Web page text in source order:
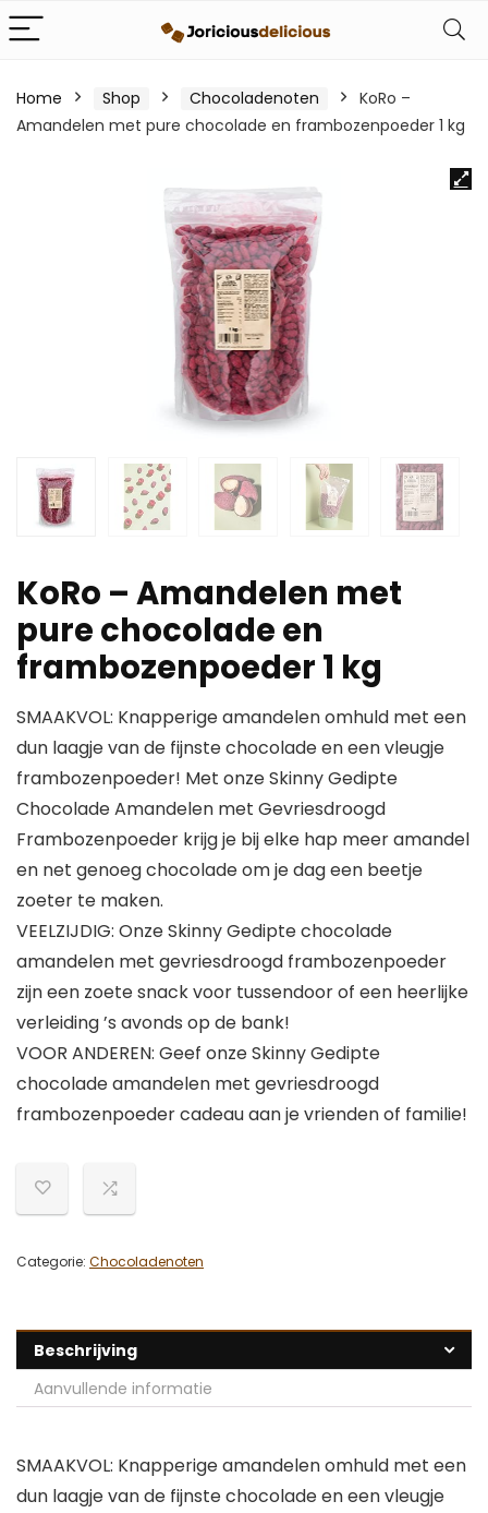
Home Shop Chocoladenoten
KoRo –
Amandelen met pure chocolade en frambozenpoeder 1 kg
KoRo – Amandelen met
pure chocolade en
frambozenpoeder 1 kg
SMAAKVOL: Knapperige amandelen omhuld met een
dun laagje van de fijnste chocolade en een vleugje
frambozenpoeder! Met onze Skinny Gedipte
Chocolade Amandelen met Gevriesdroogd
Frambozenpoeder krijg je bij elke hap meer amandel
en net genoeg chocolade om je dag een beetje
zoeter te maken.
VEELZIJDIG: Onze Skinny Gedipte chocolade
amandelen met gevriesdroogd frambozenpoeder
zijn een zoete snack voor tussendoor of een heerlijke
verleiding ’s avonds op de bank!
VOOR ANDEREN: Geef onze Skinny Gedipte
chocolade amandelen met gevriesdroogd
frambozenpoeder cadeau aan je vrienden of familie!
Categorie: Chocoladenoten
Beschrijving
Aanvullende informatie
SMAAKVOL: Knapperige amandelen omhuld met een
dun laagje van de fijnste chocolade en een vleugje